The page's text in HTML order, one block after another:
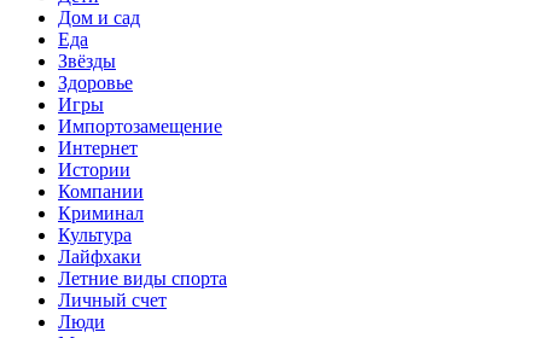
Дом и сад
Еда
Звёзды
Здоровье
Игры
Импортозамещение
Интернет
Истории
Компании
Криминал
Культура
Лайфхаки
Летние виды спорта
Личный счет
Люди